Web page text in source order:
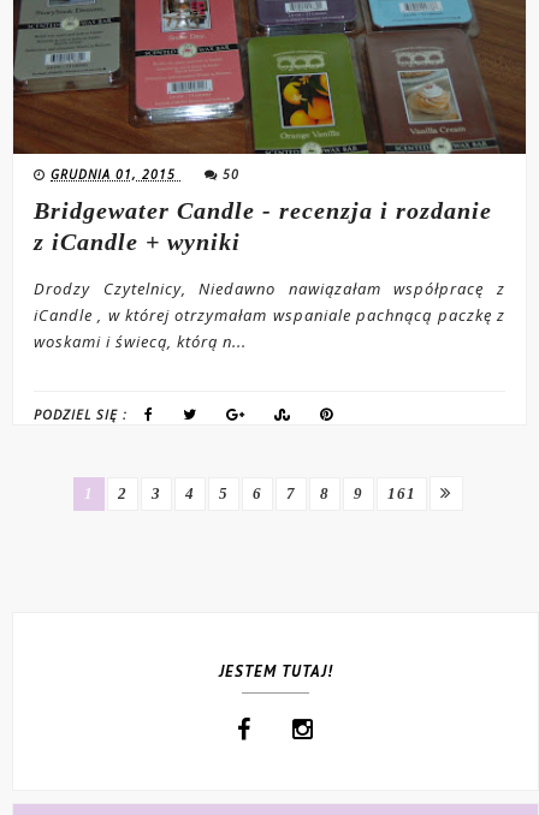
GRUDNIA 01, 2015 50
Bridgewater Candle - recenzja i rozdanie
z iCandle + wyniki
Drodzy Czytelnicy, Niedawno nawiązałam współpracę z
iCandle , w której otrzymałam wspaniale pachnącą paczkę z
woskami i świecą, którą n...
PODZIEL SIĘ :
1 2 3 4 5 6 7 8 9 161
JESTEM TUTAJ!